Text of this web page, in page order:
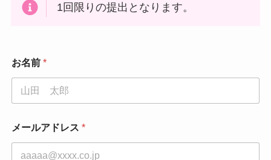
1回限りの提出となります。
お名前 *
メールアドレス *